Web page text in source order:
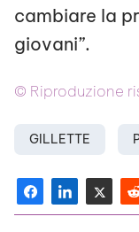
cambiare la
giovani”.
© Riproduzione
GILLETTE